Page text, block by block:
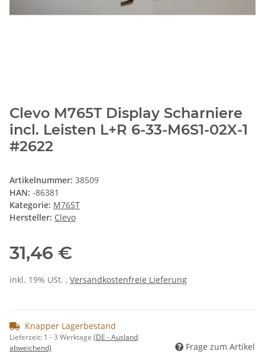
Clevo M765T Display Scharniere
incl. Leisten L+R 6-33-M6S1-02X-1
#2622
Artikelnummer: 38509
HAN: -86381
Kategorie: M765T
Hersteller: Clevo
31,46 €
inkl. 19% USt. , Versandkostenfreie Lieferung
Knapper Lagerbestand
Lieferzeit: 1 - 3 Werktage (DE - Ausland
abweichend)
Frage zum Artikel